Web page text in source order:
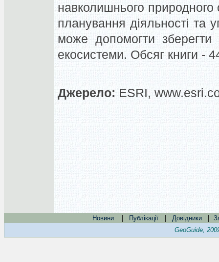
навколишнього
планування діяльності та
може допомогти
екосистеми. Обсяг книги -
Джерело: ESRI,
Новини | Публікації | Довідники |
GeoGuide,